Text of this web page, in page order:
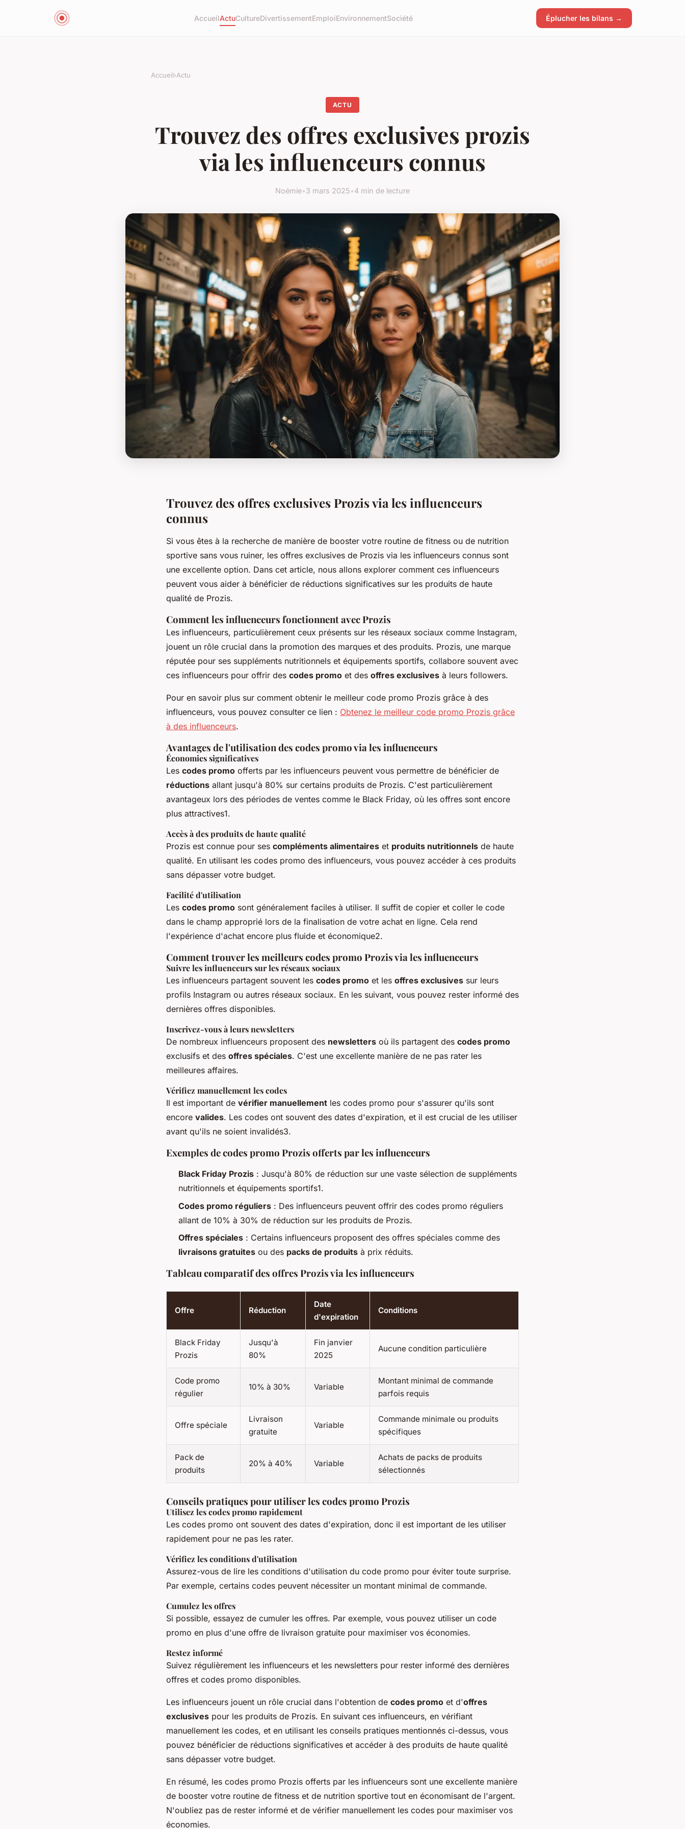
AccueilActuCultureDivertissementEmploiEnvironnementSociété Éplucher les bilans →
Accueil›Actu
ACTU
Trouvez des offres exclusives prozis
via les influenceurs connus
Noémie•3 mars 2025•4 min de lecture
Trouvez des offres exclusives Prozis via les influenceurs
connus
Si vous êtes à la recherche de manière de booster votre routine de fitness ou de nutrition
sportive sans vous ruiner, les offres exclusives de Prozis via les influenceurs connus sont
une excellente option. Dans cet article, nous allons explorer comment ces influenceurs
peuvent vous aider à bénéficier de réductions significatives sur les produits de haute
qualité de Prozis.
Comment les influenceurs fonctionnent avec Prozis
Les influenceurs, particulièrement ceux présents sur les réseaux sociaux comme Instagram,
jouent un rôle crucial dans la promotion des marques et des produits. Prozis, une marque
réputée pour ses suppléments nutritionnels et équipements sportifs, collabore souvent avec
ces influenceurs pour offrir des codes promo et des offres exclusives à leurs followers.
Pour en savoir plus sur comment obtenir le meilleur code promo Prozis grâce à des
influenceurs, vous pouvez consulter ce lien : Obtenez le meilleur code promo Prozis grâce
à des influenceurs.
Avantages de l'utilisation des codes promo via les influenceurs
Économies significatives
Les codes promo offerts par les influenceurs peuvent vous permettre de bénéficier de
réductions allant jusqu'à 80% sur certains produits de Prozis. C'est particulièrement
avantageux lors des périodes de ventes comme le Black Friday, où les offres sont encore
plus attractives1.
Accès à des produits de haute qualité
Prozis est connue pour ses compléments alimentaires et produits nutritionnels de haute
qualité. En utilisant les codes promo des influenceurs, vous pouvez accéder à ces produits
sans dépasser votre budget.
Facilité d'utilisation
Les codes promo sont généralement faciles à utiliser. Il suffit de copier et coller le code
dans le champ approprié lors de la finalisation de votre achat en ligne. Cela rend
l'expérience d'achat encore plus fluide et économique2.
Comment trouver les meilleurs codes promo Prozis via les influenceurs
Suivre les influenceurs sur les réseaux sociaux
Les influenceurs partagent souvent les codes promo et les offres exclusives sur leurs
profils Instagram ou autres réseaux sociaux. En les suivant, vous pouvez rester informé des
dernières offres disponibles.
Inscrivez-vous à leurs newsletters
De nombreux influenceurs proposent des newsletters où ils partagent des codes promo
exclusifs et des offres spéciales. C'est une excellente manière de ne pas rater les
meilleures affaires.
Vérifiez manuellement les codes
Il est important de vérifier manuellement les codes promo pour s'assurer qu'ils sont
encore valides. Les codes ont souvent des dates d'expiration, et il est crucial de les utiliser
avant qu'ils ne soient invalidés3.
Exemples de codes promo Prozis offerts par les influenceurs
Black Friday Prozis : Jusqu'à 80% de réduction sur une vaste sélection de suppléments
nutritionnels et équipements sportifs1.
Codes promo réguliers : Des influenceurs peuvent offrir des codes promo réguliers
allant de 10% à 30% de réduction sur les produits de Prozis.
Offres spéciales : Certains influenceurs proposent des offres spéciales comme des
livraisons gratuites ou des packs de produits à prix réduits.
Tableau comparatif des offres Prozis via les influenceurs
Offre Réduction
Date
d'expiration
Conditions
Black Friday
Prozis
Jusqu'à
80%
Fin janvier
2025
Aucune condition particulière
Code promo
régulier
10% à 30% Variable
Montant minimal de commande
parfois requis
Offre spéciale
Livraison
gratuite
Variable
Commande minimale ou produits
spécifiques
Pack de
produits
20% à 40% Variable
Achats de packs de produits
sélectionnés
Conseils pratiques pour utiliser les codes promo Prozis
Utilisez les codes promo rapidement
Les codes promo ont souvent des dates d'expiration, donc il est important de les utiliser
rapidement pour ne pas les rater.
Vérifiez les conditions d'utilisation
Assurez-vous de lire les conditions d'utilisation du code promo pour éviter toute surprise.
Par exemple, certains codes peuvent nécessiter un montant minimal de commande.
Cumulez les offres
Si possible, essayez de cumuler les offres. Par exemple, vous pouvez utiliser un code
promo en plus d'une offre de livraison gratuite pour maximiser vos économies.
Restez informé
Suivez régulièrement les influenceurs et les newsletters pour rester informé des dernières
offres et codes promo disponibles.
Les influenceurs jouent un rôle crucial dans l'obtention de codes promo et d'offres
exclusives pour les produits de Prozis. En suivant ces influenceurs, en vérifiant
manuellement les codes, et en utilisant les conseils pratiques mentionnés ci-dessus, vous
pouvez bénéficier de réductions significatives et accéder à des produits de haute qualité
sans dépasser votre budget.
En résumé, les codes promo Prozis offerts par les influenceurs sont une excellente manière
de booster votre routine de fitness et de nutrition sportive tout en économisant de l'argent.
N'oubliez pas de rester informé et de vérifier manuellement les codes pour maximiser vos
économies.